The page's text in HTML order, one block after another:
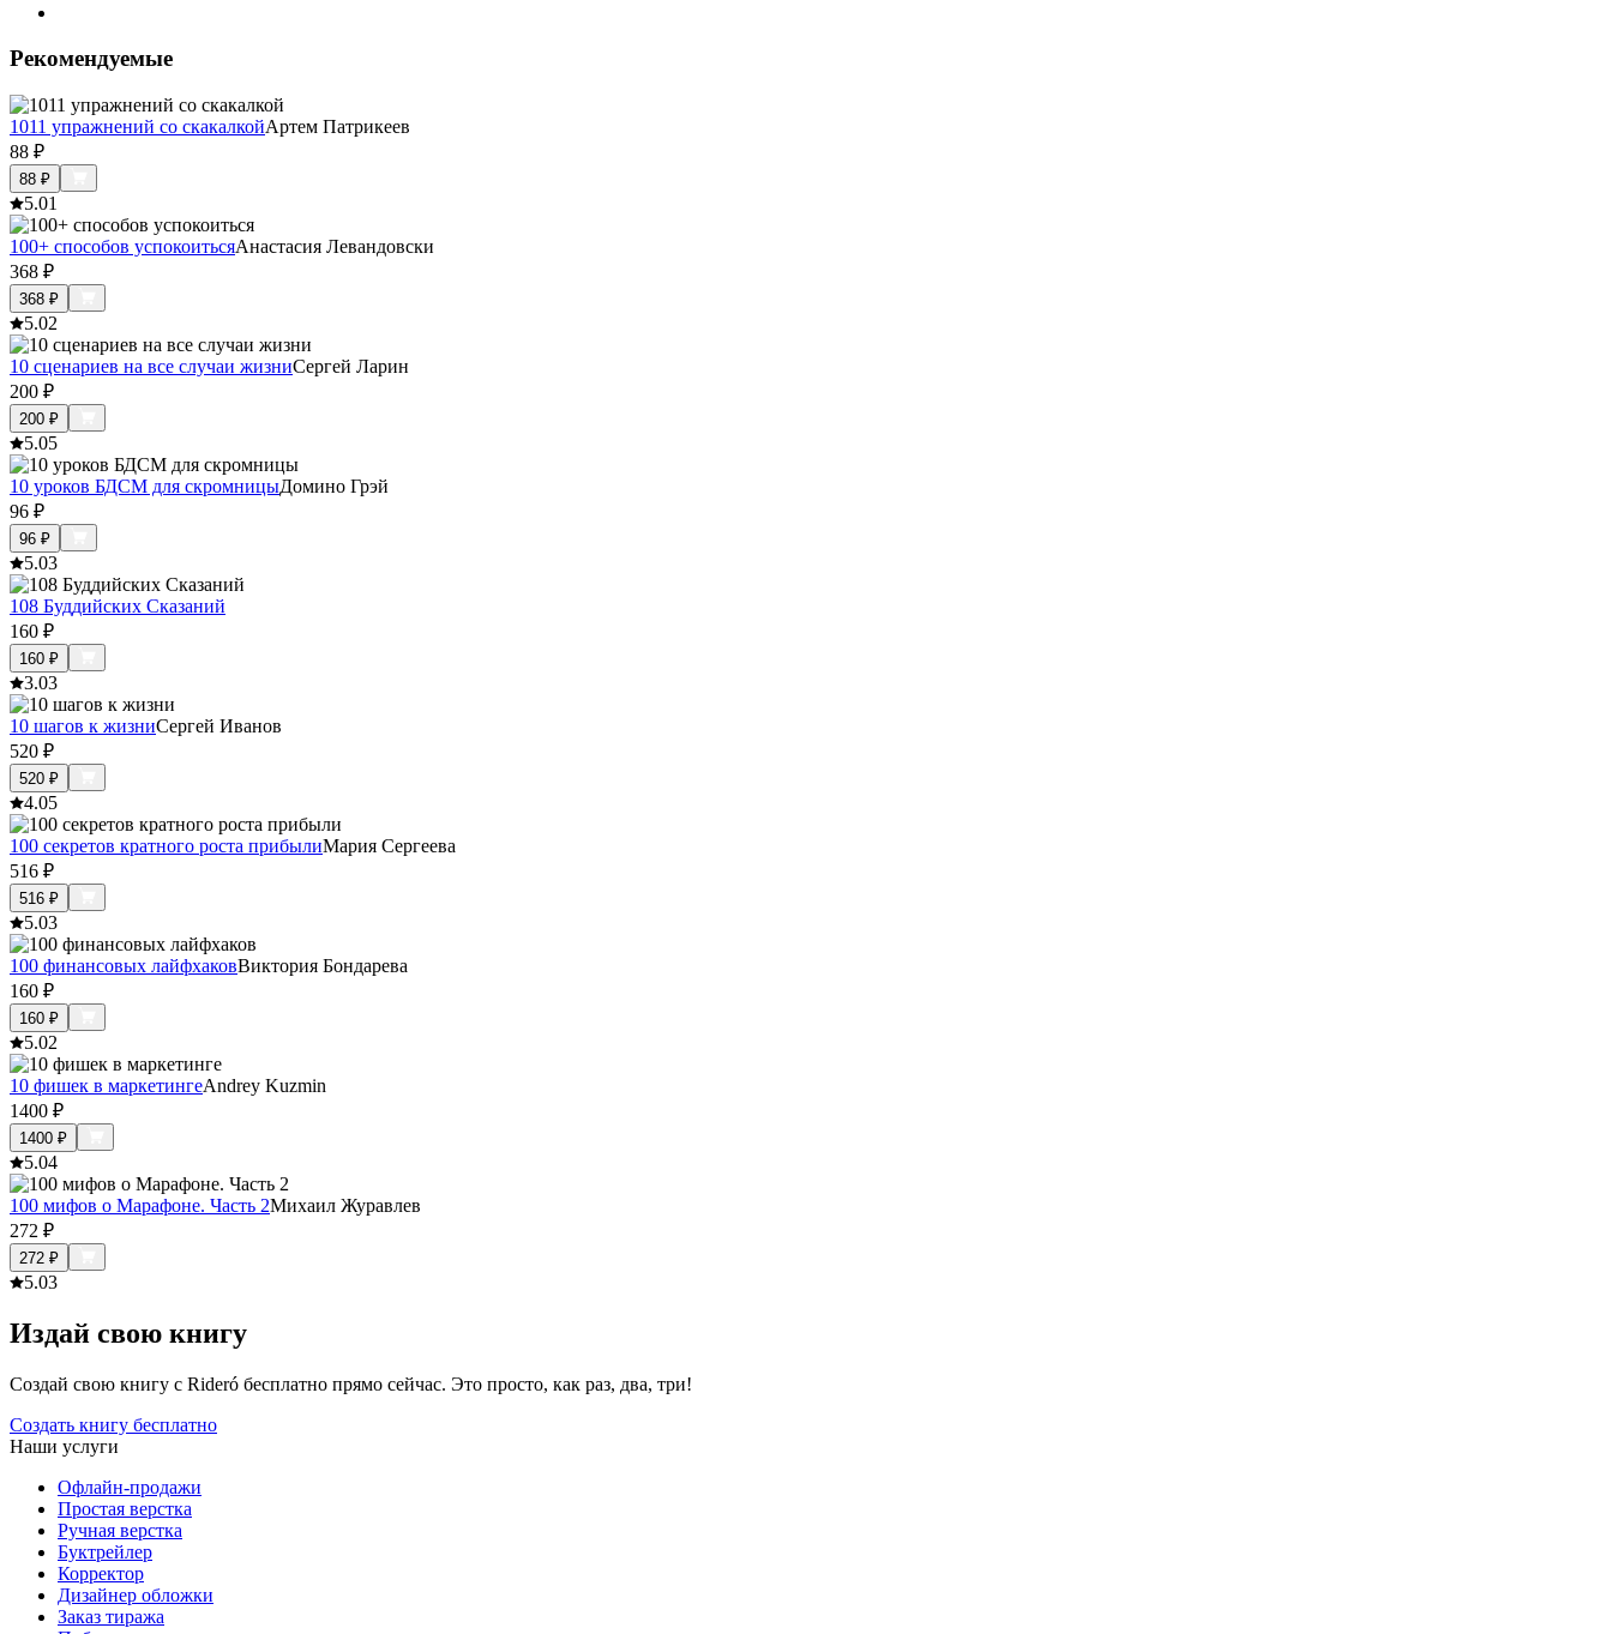
Рекомендуемые
1011 упражнений со скакалкойАртем Патрикеев
88 ₽
88 ₽
5.01
100+ способов успокоитьсяАнастасия Левандовски
368 ₽
368 ₽
5.02
10 сценариев на все случаи жизниСергей Ларин
200 ₽
200 ₽
5.05
10 уроков БДСМ для скромницыДомино Грэй
96 ₽
96 ₽
5.03
108 Буддийских Сказаний
160 ₽
160 ₽
3.03
10 шагов к жизниСергей Иванов
520 ₽
520 ₽
4.05
100 секретов кратного роста прибылиМария Сергеева
516 ₽
516 ₽
5.03
100 финансовых лайфхаковВиктория Бондарева
160 ₽
160 ₽
5.02
10 фишек в маркетингеAndrey Kuzmin
1400 ₽
1400 ₽
5.04
100 мифов о Марафоне. Часть 2Михаил Журавлев
272 ₽
272 ₽
5.03
Издай свою книгу
Создай свою книгу с Rideró бесплатно прямо сейчас. Это просто, как раз, два, три!
Создать книгу бесплатно
Наши услуги
Офлайн-продажи
Простая верстка
Ручная верстка
Буктрейлер
Корректор
Дизайнер обложки
Заказ тиража